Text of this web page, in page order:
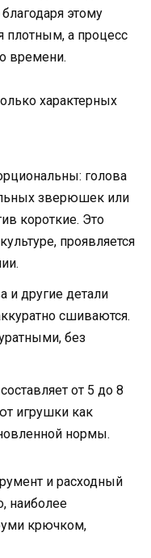
этому
плотным, а процесс
времени.
характерных
голова
зверюшек или
короткие. Это
проявляется
и другие детали
сшиваются.
без
от 5 до 8
игрушки как
нормы.
и расходный
наиболее
крючком,